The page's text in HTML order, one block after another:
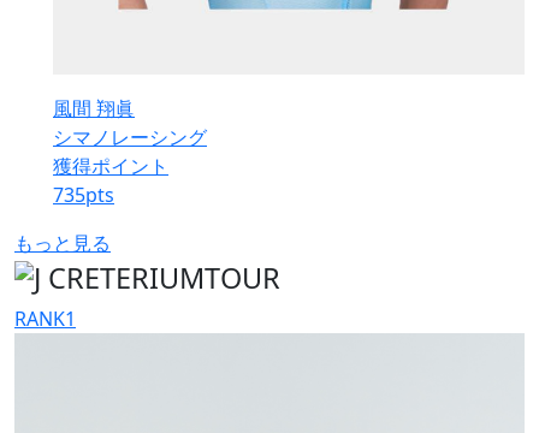
風間 翔眞
シマノレーシング
獲得ポイント
735pts
もっと見る
RANK1